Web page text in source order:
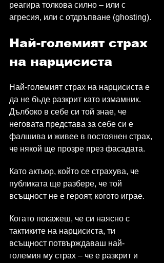
реагира толкова силно – или с
агресия, или с отдръпване (ghosting).
Най-големият страх
на нарцисиста
Най-големият страх на нарцисиста е
да не бъде разкрит като измамник.
Дълбоко в себе си той знае, че
неговата представа за себе си е
фалшива и живее в постоянен страх,
че някой ще прозре през фасадата.
Като актьор, който се страхува, че
публиката ще разбере, че той
всъщност не е героят, когото играе.
Когато покажеш, че си наясно с
тактиките на нарцисиста, ти
всъщност потвърждаваш най-
големия му страх – че е разкрит и